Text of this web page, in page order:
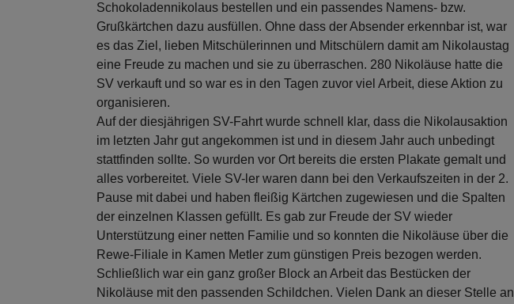
Schokoladennikolaus bestellen und ein passendes Namens- bzw.
Grußkärtchen dazu ausfüllen. Ohne dass der Absender erkennbar ist, war
es das Ziel, lieben Mitschülerinnen und Mitschülern damit am Nikolaustag
eine Freude zu machen und sie zu überraschen. 280 Nikoläuse hatte die
SV verkauft und so war es in den Tagen zuvor viel Arbeit, diese Aktion zu
organisieren.
Auf der diesjährigen SV-Fahrt wurde schnell klar, dass die Nikolausaktion
im letzten Jahr gut angekommen ist und in diesem Jahr auch unbedingt
stattfinden sollte. So wurden vor Ort bereits die ersten Plakate gemalt und
alles vorbereitet. Viele SV-ler waren dann bei den Verkaufszeiten in der 2.
Pause mit dabei und haben fleißig Kärtchen zugewiesen und die Spalten
der einzelnen Klassen gefüllt. Es gab zur Freude der SV wieder
Unterstützung einer netten Familie und so konnten die Nikoläuse über die
Rewe-Filiale in Kamen Metler zum günstigen Preis bezogen werden.
Schließlich war ein ganz großer Block an Arbeit das Bestücken der
Nikoläuse mit den passenden Schildchen. Vielen Dank an dieser Stelle an